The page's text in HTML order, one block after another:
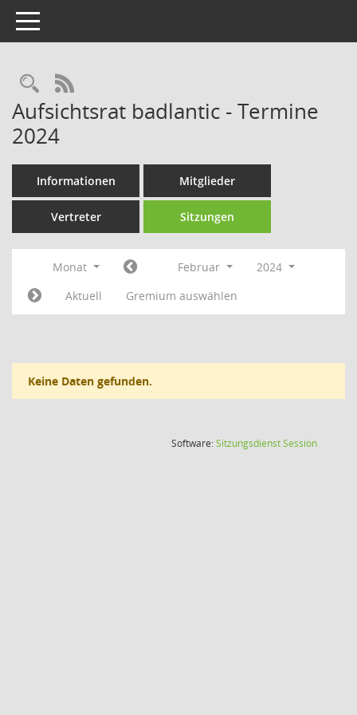
Toggle navigation
Rechercheauswahl
RSS-Feed
Aufsichtsrat badlantic - Termine
2024
Informationen Mitglieder
Vertreter Sitzungen
Monat Februar
2024
Aktuell
Gremium auswählen
Keine Daten gefunden.
Software:SitzungsdienstSession(Wird in